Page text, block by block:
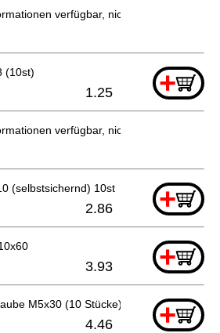
verfügbar, nicht bestellbar
(10st) +
1.25
verfügbar, nicht bestellbar
(selbstsichernd) 10st +
2.86
+
3.93
M5x30 (10 Stücke) +
4.46